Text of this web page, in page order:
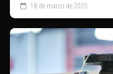
18 de marzo de 2025